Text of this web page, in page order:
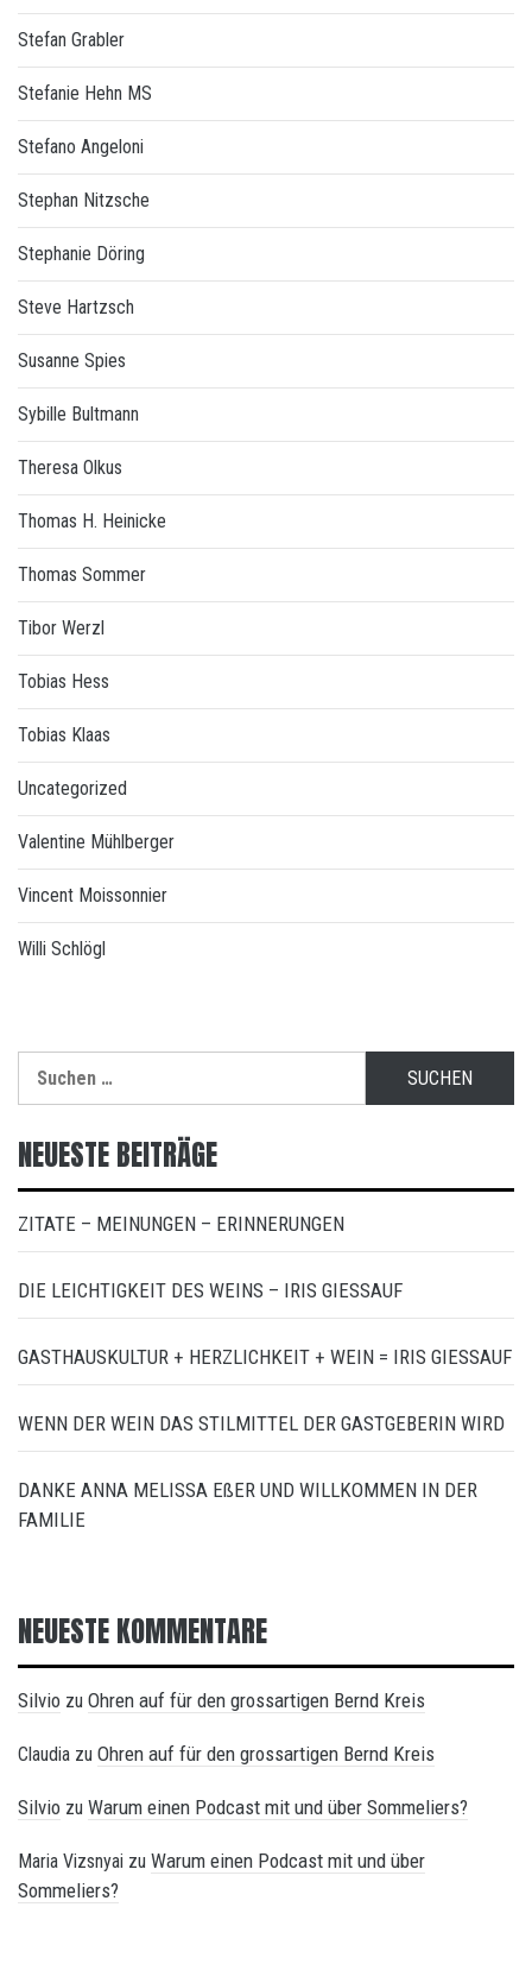
Stefan Grabler
Stefanie Hehn MS
Stefano Angeloni
Stephan Nitzsche
Stephanie Döring
Steve Hartzsch
Susanne Spies
Sybille Bultmann
Theresa Olkus
Thomas H. Heinicke
Thomas Sommer
Tibor Werzl
Tobias Hess
Tobias Klaas
Uncategorized
Valentine Mühlberger
Vincent Moissonnier
Willi Schlögl
nach:
NEUESTE BEITRÄGE
ZITATE – MEINUNGEN – ERINNERUNGEN
DIE LEICHTIGKEIT DES WEINS – IRIS GIESSAUF
GASTHAUSKULTUR + HERZLICHKEIT + WEIN = IRIS GIESSAUF
WENN DER WEIN DAS STILMITTEL DER GASTGEBERIN WIRD
DANKE ANNA MELISSA EßER UND WILLKOMMEN IN DER
FAMILIE
NEUESTE KOMMENTARE
Silvio zu Ohren auf für den grossartigen Bernd Kreis
Claudia zu Ohren auf für den grossartigen Bernd Kreis
Silvio zu Warum einen Podcast mit und über Sommeliers?
Maria Vizsnyai zu Warum einen Podcast mit und über
Sommeliers?